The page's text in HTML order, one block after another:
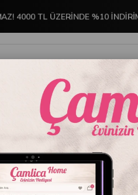
4000 TL ÜZERİNDE %10
İNDİRİMLİ ÜRÜNLER
AN 1701 Çerçeveli Tablo